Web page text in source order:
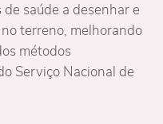
saúde a desenhar e
terreno, melhorando
métodos
Serviço Nacional de